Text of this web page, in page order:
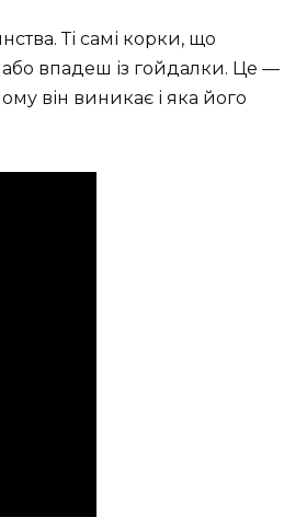
Ті самі корки, що
або впадеш із гойдалки. Це —
він виникає і яка його